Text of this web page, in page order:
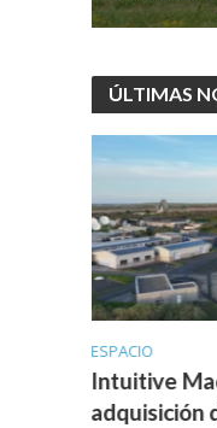
ÚLTIMAS
DIRIGIBLES
Defentia e
firman un